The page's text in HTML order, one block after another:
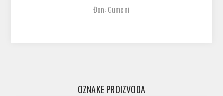
Đon: Gumeni
OZNAKE PROIZVODA